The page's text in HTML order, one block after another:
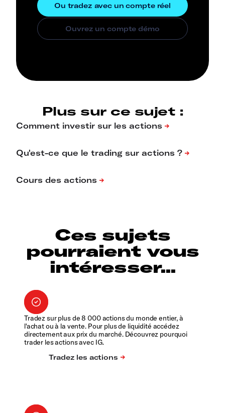
Plus sur ce sujet :
Ces sujets
pourraient vous
intéresser...
Tradez sur plus de 8 000 actions du monde entier, à
l'achat ou à la vente. Pour plus de liquidité accédez
directement aux prix du marché. Découvrez pourquoi
trader les actions avec IG.